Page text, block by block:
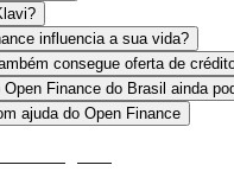
influencia a sua vida?
consegue oferta de
Finance do Brasil ainda
ajuda do Open Finance